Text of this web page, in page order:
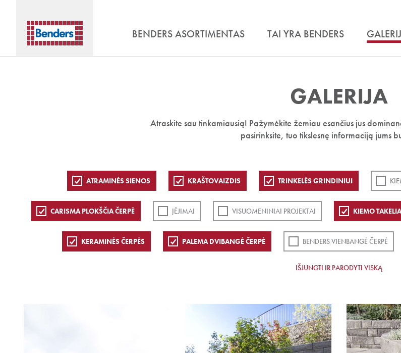
BENDERS ASORTIMENTAS TAI YRA BENDERS
GALERIJA
Atraskite sau tinkamiausią! Pažymėkite žemiau esančius jus
pasirinksite, tuo tikslesnę informaciją jums
ATRAMINĖS SIENOS KRAŠTOVAIZDIS TRINKELĖS GRINDINIUI
CARISMA PLOKŠČIA ČERPĖ ĮĖJIMAI VISUOMENINIAI PROJEKTAI KIEMO
KERAMINĖS ČERPĖS PALEMA DVIBANGĖ ČERPĖ BENDERS VIENBANGĖ ČERPĖ
IŠJUNGTI IR PARODYTI VISKĄ